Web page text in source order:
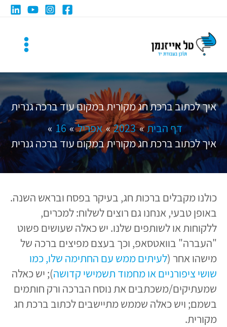
איך לכתוב ברכת חג מקורית במקום עוד ברכה גנרית
דף הבית
2023 אפריל
16
איך לכתוב ברכת חג מקורית במקום עוד ברכה גנרית
כולנו מקבלים ברכות חג, בעיקר בפסח ובראש השנה.
באופן טבעי, אנחנו גם רוצים לשלוח: למכרים,
ללקוחות או לשותפים שלנו. יש כאלה שעושים פשוט
"העברה" בוואטסאפ, וכך בעצם מפיצים ברכה של
מישהו אחר (לעיתים ממש עם החתימה שלו, כמו
שושי ציפורניים או מחמוד תשמישי קדושה); יש כאלה
שמעתיקים/משכתבים את נוסח הברכה ורק חותמים
בשמם; ויש כאלה שממש מתיישבים לכתוב ברכת חג
מקורית.